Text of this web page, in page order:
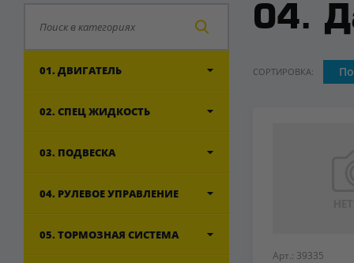
01. ДВИГАТЕЛЬ
02. СПЕЦ ЖИДКОСТЬ
03. ПОДВЕСКА
04. РУЛЕВОЕ УПРАВЛЕНИЕ
05. ТОРМОЗНАЯ СИСТЕМА
04.
СОРТИРОВКА:
Арт.: 39335